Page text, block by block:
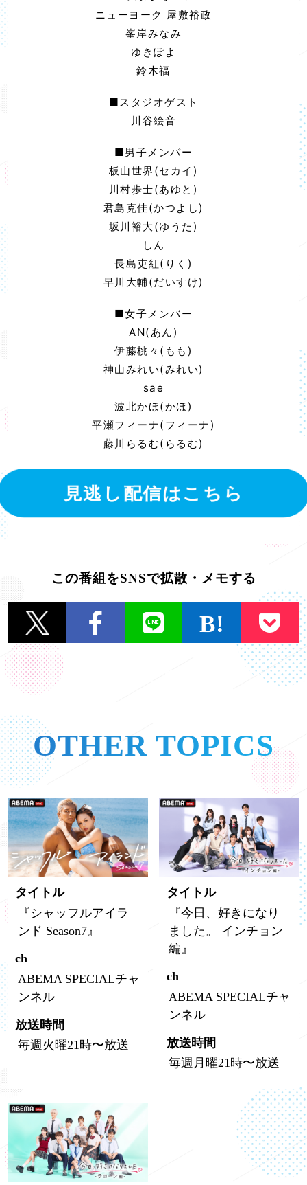
ニューヨーク 屋敷裕政
峯岸みなみ
ゆきぽよ
鈴木福
■スタジオゲスト
川谷絵音
■男子メンバー
板山世界(セカイ)
川村歩士(あゆと)
君島克佳(かつよし)
坂川裕大(ゆうた)
しん
長島吏紅(りく)
早川大輔(だいすけ)
■女子メンバー
AN(あん)
伊藤桃々(もも)
神山みれい(みれい)
sae
波北かほ(かほ)
平瀬フィーナ(フィーナ)
藤川らるむ(らるむ)
見逃し配信はこちら
この番組をSNSで拡散・メモする
OTHER TOPICS
タイトル
『シャッフルアイラ
ンド Season7』
ch
ABEMA SPECIALチャ
ンネル
放送時間
毎週火曜21時〜放送
タイトル
『今日、好きになり
ました。 インチョン
編』
ch
ABEMA SPECIALチャ
ンネル
放送時間
毎週月曜21時〜放送